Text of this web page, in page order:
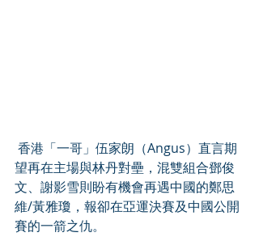
望再在主場與林丹對壘，混雙組合鄧俊
文、謝影雪則盼有機會再遇中國的鄭思
維/黃雅瓊，報卻在亞運決賽及中國公開
賽的一箭之仇。